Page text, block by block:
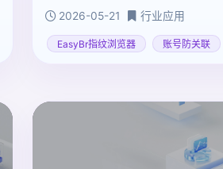
销策略。它的核心目的是通过多
动，扩大品牌的曝光量、提升内容
互动，并最终提高转化率和销售业绩
2026-05-21 行业应用
EasyBr指纹浏览器 账号防关联